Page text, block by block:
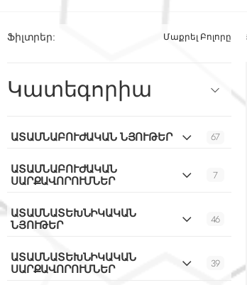
Ֆիլտրեր: Մաքրել Բոլորը
Կատեգորիա
ԱՏԱՄՆԱԲՈՒԺԱԿԱՆ ՆՅՈՒԹԵՐ 67
ԱՏԱՄՆԱԲՈՒԺԱԿԱՆ
ՍԱՐՔԱՎՈՐՈՒՄՆԵՐ
7
ԱՏԱՄՆԱՏԵԽՆԻԿԱԿԱՆ
ՆՅՈՒԹԵՐ
46
ԱՏԱՄՆԱՏԵԽՆԻԿԱԿԱՆ
ՍԱՐՔԱՎՈՐՈՒՄՆԵՐ
39